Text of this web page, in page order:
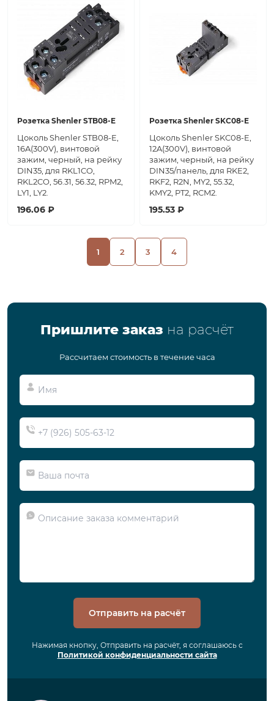
Розетка Shenler STB08-E
Цоколь Shenler STB08-E,
16A(300V), винтовой
зажим, черный, на рейку
DIN35, для RKL1CO,
RKL2CO, 56.31, 56.32, RPM2,
LY1, LY2.
196.06 ₽
Розетка Shenler SKC08-E
Цоколь Shenler SKC08-E,
12A(300V), винтовой
зажим, черный, на рейку
DIN35/панель, для RKE2,
RKF2, R2N, MY2, 55.32,
KMY2, PT2, RCM2.
195.53 ₽
1 2 3 4
Пришлите заказ на расчёт
Рассчитаем стоимость в течение часа
Отправить на расчёт
Нажимая кнопку, Отправить на расчёт, я соглашаюсь с
Политикой конфиденциальности сайта